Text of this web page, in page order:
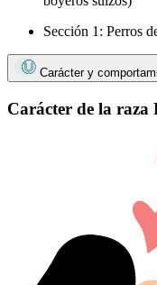
Sección 1: Perros
Carácter y
Carácter de la raza